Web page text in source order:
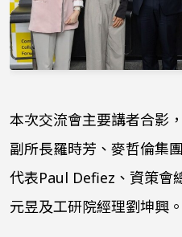
本次交流會主要講者合影
副所長羅時芳、麥哲倫集
代表Paul Defiez、資策會
元昱及工研院經理劉坤興。